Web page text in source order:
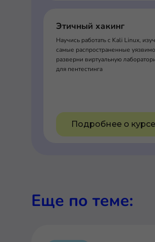
Этичный хакинг
Научись работать с Kali Linux,
самые распространенные
разверни виртуальную
для пентестинга
Подробнее о курсе
Еще по теме: